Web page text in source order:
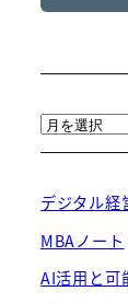
ア
ー
イ
ブ
デジタル経
MBAノート
AI活用と可